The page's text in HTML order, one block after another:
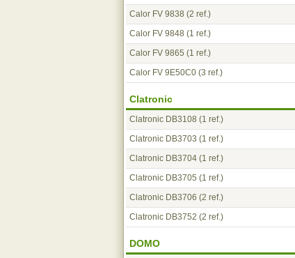
Calor FV 9838 (2 ref.)
Calor FV 9848 (1 ref.)
Calor FV 9865 (1 ref.)
Calor FV 9E50C0 (3 ref.)
Clatronic
Clatronic DB3108 (1 ref.)
Clatronic DB3703 (1 ref.)
Clatronic DB3704 (1 ref.)
Clatronic DB3705 (1 ref.)
Clatronic DB3706 (2 ref.)
Clatronic DB3752 (2 ref.)
DOMO